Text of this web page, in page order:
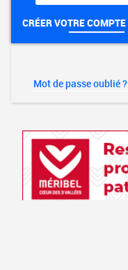
CRÉER VOTRE COMPTE
Mot de passe oublié ?